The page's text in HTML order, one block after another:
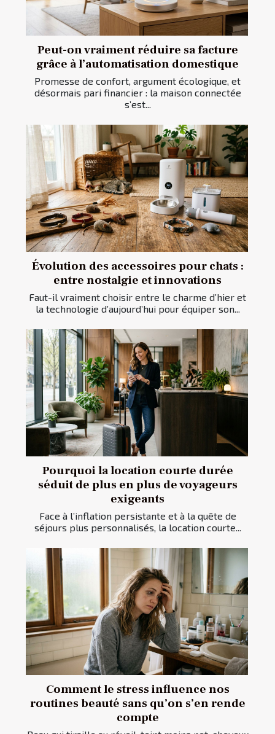
Peut-on vraiment réduire sa facture
grâce à l’automatisation domestique
Promesse de confort, argument écologique, et
désormais pari financier : la maison connectée
s’est...
Évolution des accessoires pour chats :
entre nostalgie et innovations
Faut-il vraiment choisir entre le charme d’hier et
la technologie d’aujourd’hui pour équiper son...
Pourquoi la location courte durée
séduit de plus en plus de voyageurs
exigeants
Face à l’inflation persistante et à la quête de
séjours plus personnalisés, la location courte...
Comment le stress influence nos
routines beauté sans qu’on s’en rende
compte